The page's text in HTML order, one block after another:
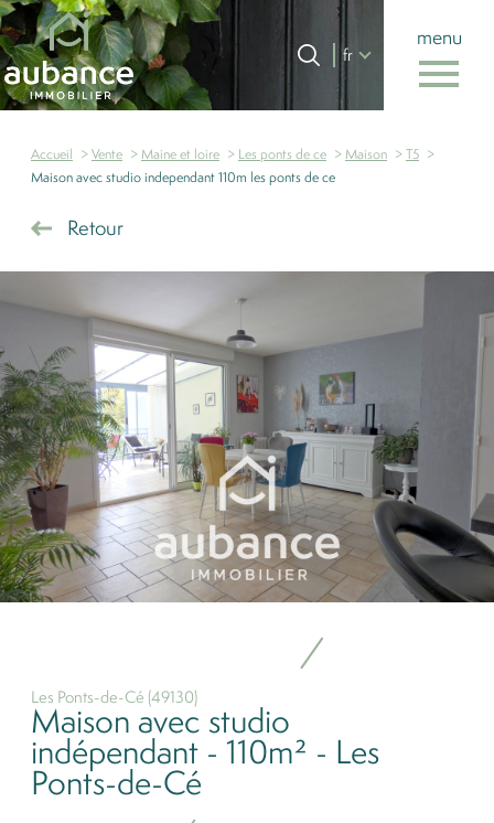
menu
fr
Accueil
Accueil Vente Maine et loire Les ponts de ce Maison
T5
Maison avec studio independant 110m les ponts de ce
Retour
Les Ponts-de-Cé (49130)
Maison avec studio
indépendant - 110m² - Les
Ponts-de-Cé